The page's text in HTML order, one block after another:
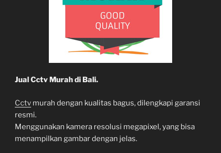
Jual Cctv Murah di Bali.
Cctv murah dengan kualitas bagus, dilengkapi garansi
resmi.
Menggunakan kamera resolusi megapixel, yang bisa
menampilkan gambar dengan jelas.